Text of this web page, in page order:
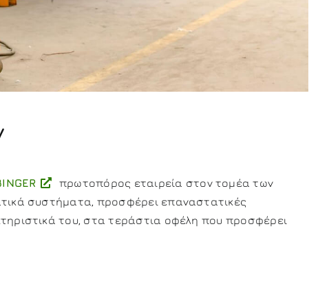
πρωτοπόρος εταιρεία στον τομέα των
συστήματα, προσφέρει επαναστατικές
του, στα τεράστια οφέλη που προσφέρει